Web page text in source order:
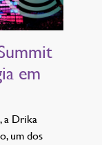
em
a Drika
um dos